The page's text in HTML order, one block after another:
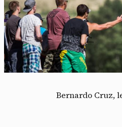
Bernardo Cruz,